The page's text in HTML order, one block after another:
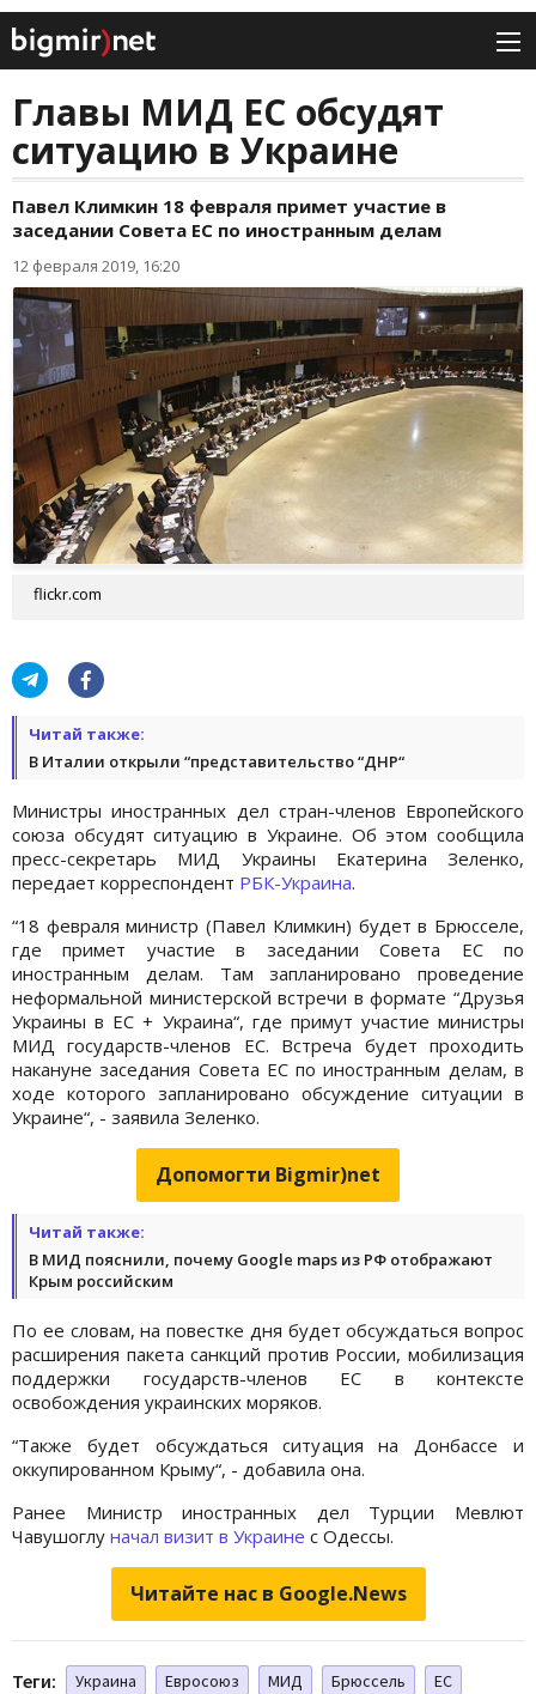
Главы МИД ЕС обсудят
ситуацию в Украине
Павел Климкин 18 февраля примет участие в
заседании Совета ЕС по иностранным делам
12 февраля 2019, 16:20
flickr.com
Читай также:
В Италии открыли “представительство “ДНР“
Министры иностранных дел стран-членов Европейского
союза обсудят ситуацию в Украине. Об этом сообщила
пресс-секретарь МИД Украины Екатерина Зеленко,
передает корреспондент РБК-Украина.
“18 февраля министр (Павел Климкин) будет в Брюсселе,
где примет участие в заседании Совета ЕС по
иностранным делам. Там запланировано проведение
неформальной министерской встречи в формате “Друзья
Украины в ЕС + Украина“, где примут участие министры
МИД государств-членов ЕС. Встреча будет проходить
накануне заседания Совета ЕС по иностранным делам, в
ходе которого запланировано обсуждение ситуации в
Украине“, - заявила Зеленко.
Допомогти Bigmir)net
Читай также:
В МИД пояснили, почему Google maps из РФ отображают
Крым российским
По ее словам, на повестке дня будет обсуждаться вопрос
расширения пакета санкций против России, мобилизация
поддержки государств-членов ЕС в контексте
освобождения украинских моряков.
“Также будет обсуждаться ситуация на Донбассе и
оккупированном Крыму“, - добавила она.
Ранее Министр иностранных дел Турции Мевлют
Чавушоглу начал визит в Украине с Одессы.
Читайте нас в Google.News
Теги: Украина Евросоюз МИД Брюссель
ЕС